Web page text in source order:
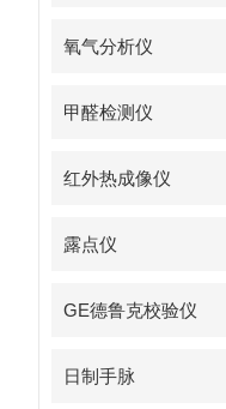
氧气分析仪
甲醛检测仪
红外热成像仪
露点仪
GE德鲁克校验仪
日制手脉